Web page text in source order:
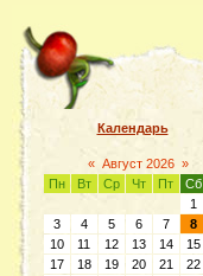
Календарь
« Август 2026 »
Пн
Вт Ср Чт Пт Сб
1
3
4 5 6 7 8
10
11 12 13 14 15
17
18 19 20 21 22